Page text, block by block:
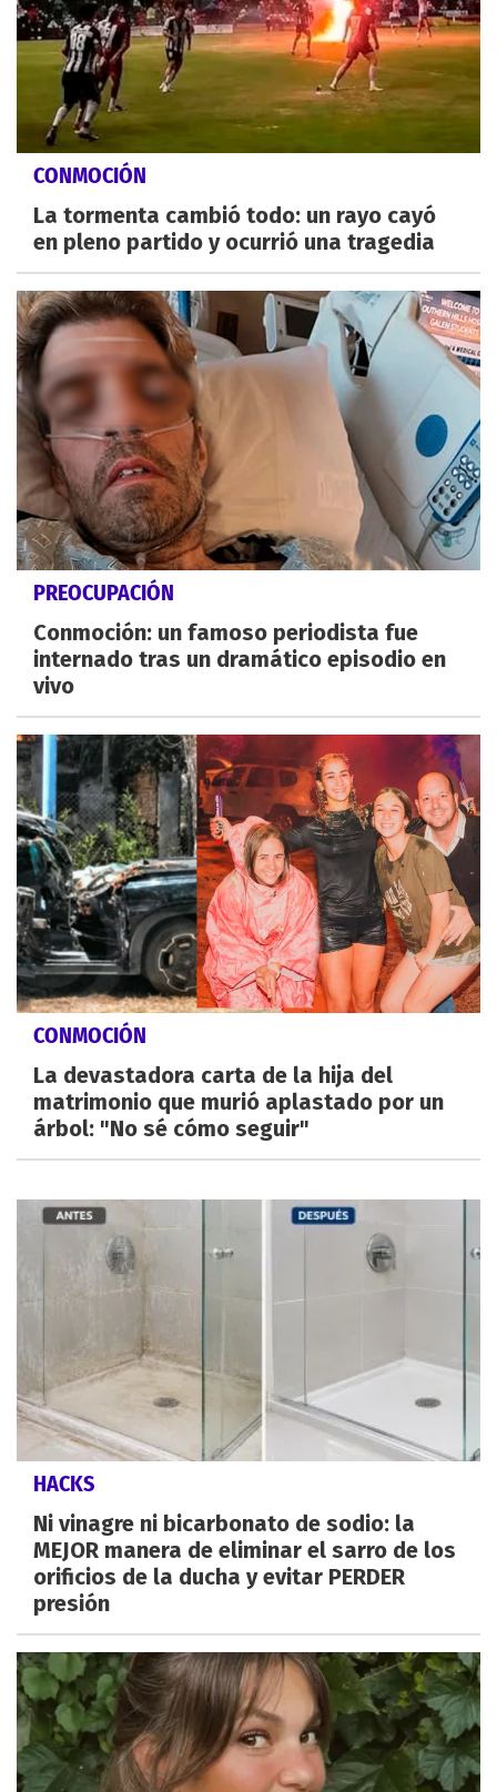
CONMOCIÓN
La tormenta cambió todo: un rayo cayó
en pleno partido y ocurrió una tragedia
PREOCUPACIÓN
Conmoción: un famoso periodista fue
internado tras un dramático episodio en
vivo
CONMOCIÓN
La devastadora carta de la hija del
matrimonio que murió aplastado por un
árbol: "No sé cómo seguir"
HACKS
Ni vinagre ni bicarbonato de sodio: la
MEJOR manera de eliminar el sarro de los
orificios de la ducha y evitar PERDER
presión